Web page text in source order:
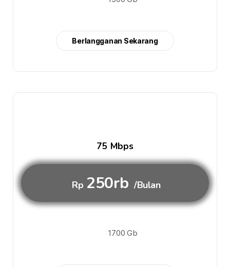
Berlangganan Sekarang
75 Mbps
Rp 250rb /Bulan
1700 Gb